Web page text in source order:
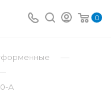
0
—
A